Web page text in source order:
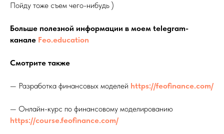
Пойду тоже съем чего-нибудь )
Больше полезной информации в моем telegram-
канале Feo.education
Смотрите также
— Разработка финансовых моделей https://feofinance.com/
— Онлайн-курс по финансовому моделированию
https://course.feofinance.com/